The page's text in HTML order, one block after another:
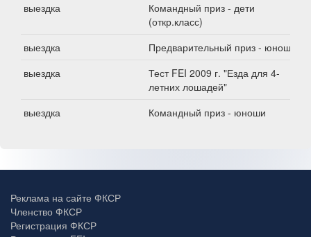
выездка
Командный приз - дети
(откр.класс)
выездка
Предварительный приз - юноши
выездка
Тест FEI 2009 г. "Езда для 4-
летних лошадей"
выездка
Командный приз - юноши
Реклама на сайте ФКСР
Членство ФКСР
Регистрация ФКСР